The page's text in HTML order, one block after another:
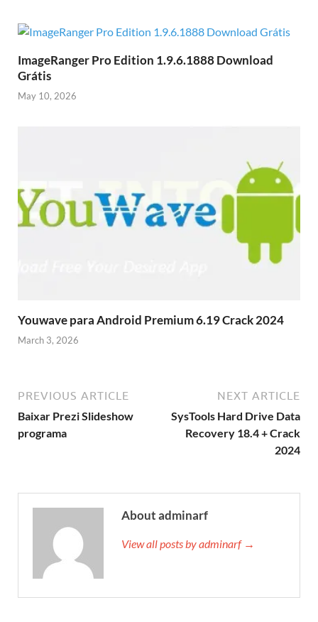
ImageRanger Pro Edition 1.9.6.1888 Download
Grátis
May 10, 2026
Youwave para Android Premium 6.19 Crack 2024
March 3, 2026
PREVIOUS ARTICLE
Baixar Prezi Slideshow
programa
NEXT ARTICLE
SysTools Hard Drive Data
Recovery 18.4 + Crack
2024
About adminarf
View all posts by adminarf →